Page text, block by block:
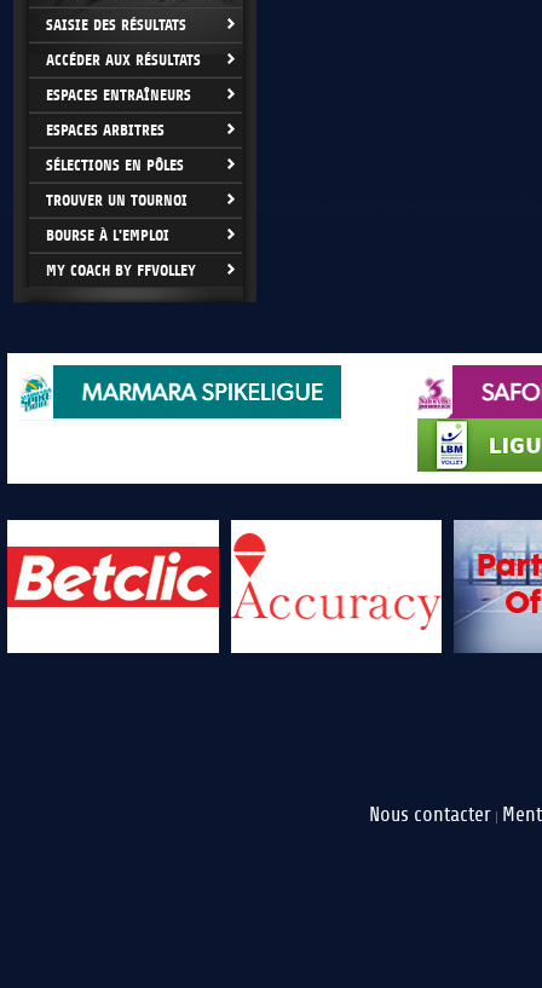
SAISIE DES RÉSULTATS
ACCÉDER AUX RÉSULTATS
ESPACES ENTRAÎNEURS
ESPACES ARBITRES
SÉLECTIONS EN PÔLES
TROUVER UN TOURNOI
BOURSE À L'EMPLOI
MY COACH BY FFVOLLEY
Nous contacter |